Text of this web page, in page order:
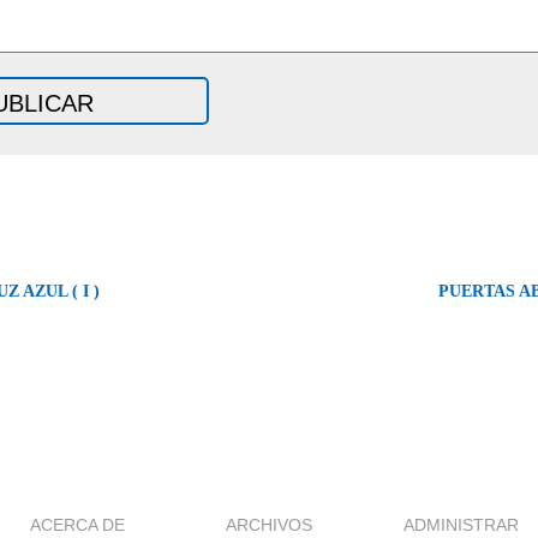
AZUL ( I ) PUERTAS
ACERCA DE ARCHIVOS ADMINISTRAR